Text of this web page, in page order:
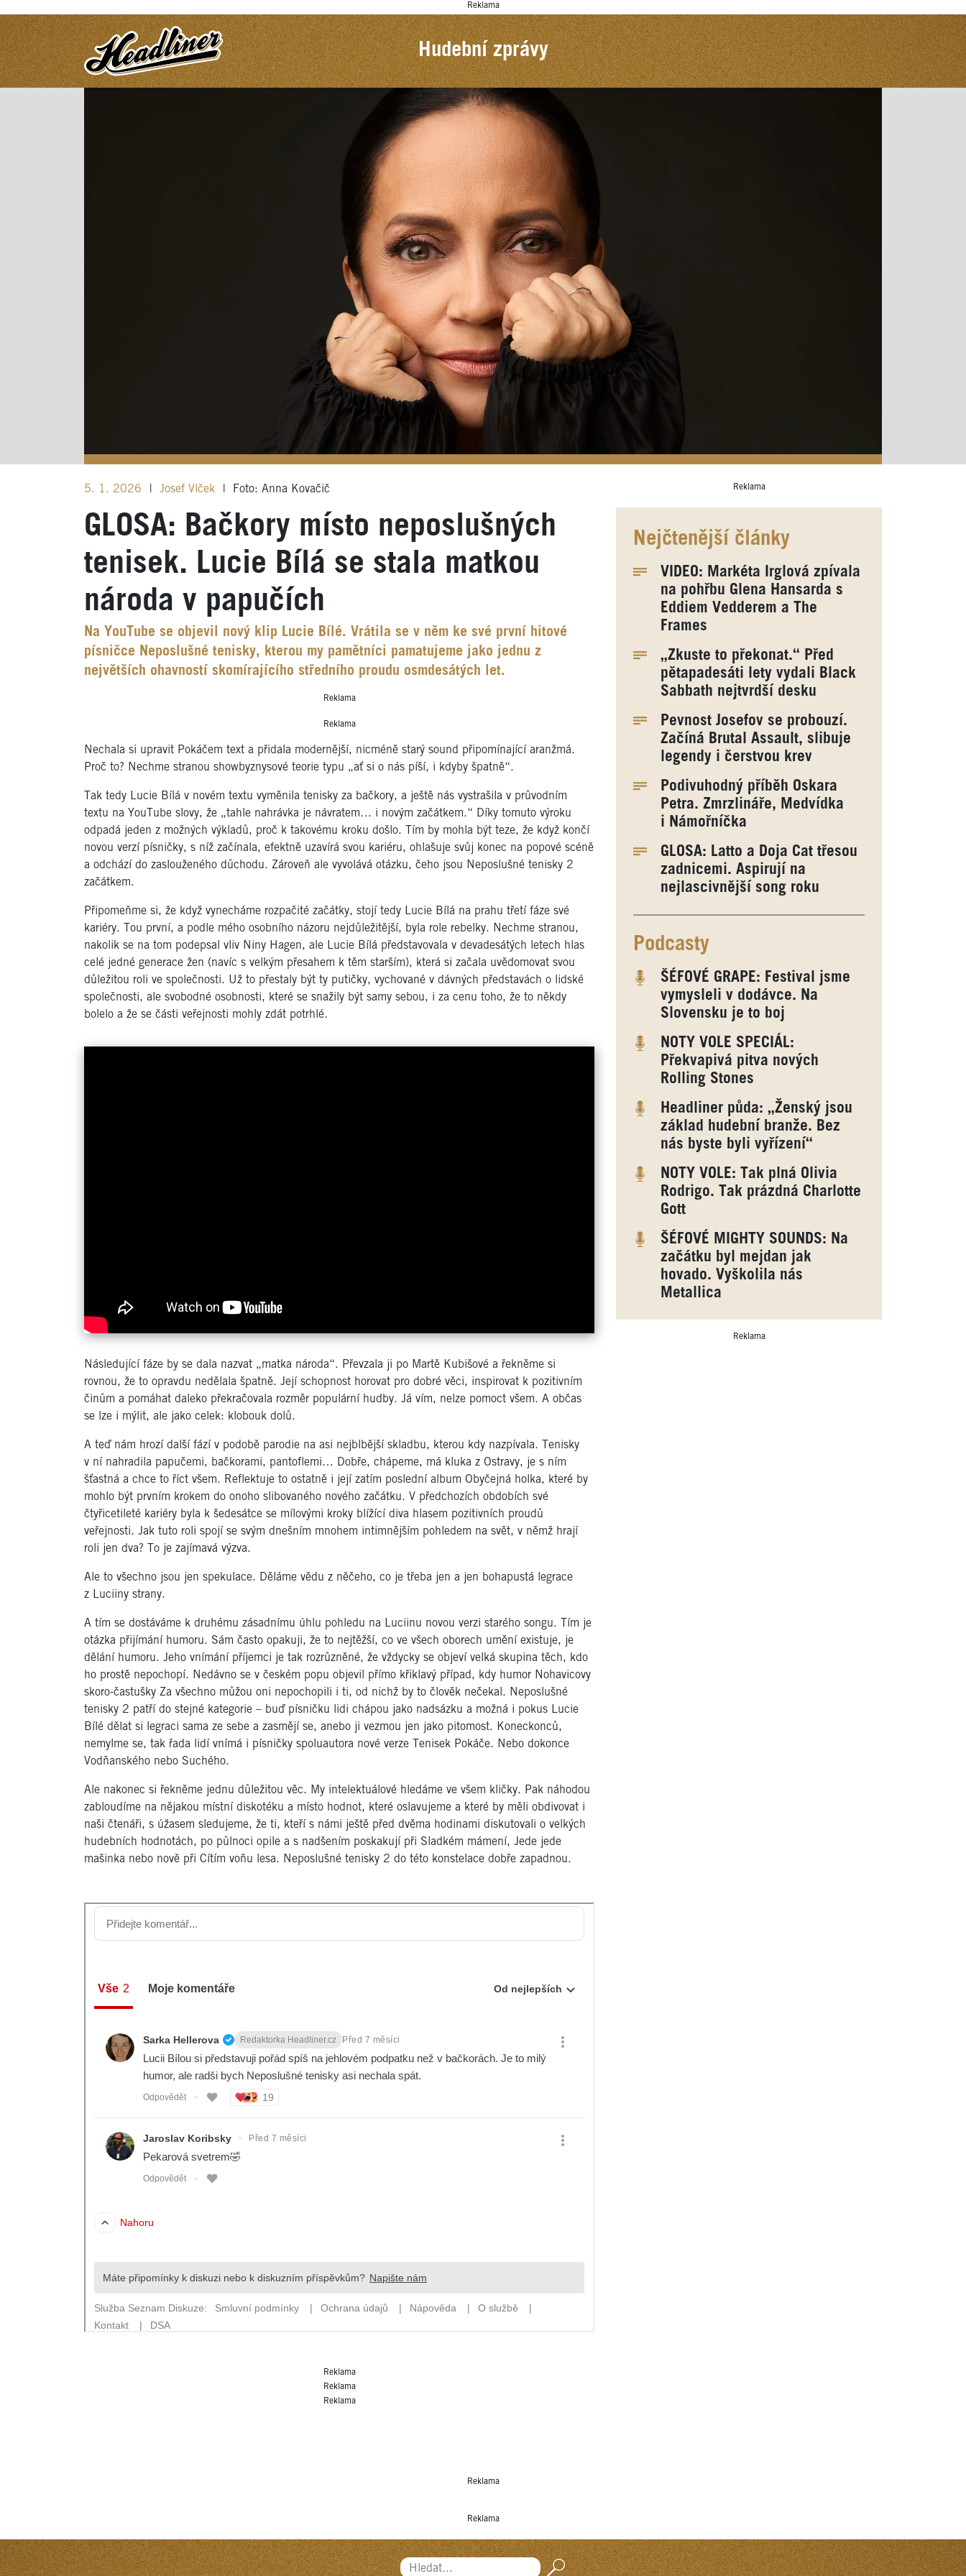
Reklama
Hudební zprávy
5. 1. 2026 Josef Vlček Foto: Anna Kovačič
GLOSA: Bačkory místo neposlušných
tenisek. Lucie Bílá se stala matkou
národa v papučích
Na YouTube se objevil nový klip Lucie Bílé. Vrátila se v něm ke své první hitové
písničce Neposlušné tenisky, kterou my pamětníci pamatujeme jako jednu z
největších ohavností skomírajícího středního proudu osmdesátých let.
Reklama
Reklama
Nechala si upravit Pokáčem text a přidala modernější, nicméně starý sound připomínající aranžmá.
Proč to? Nechme stranou showbyznysové teorie typu „ať si o nás píší, i kdyby špatně“.
Tak tedy Lucie Bílá v novém textu vyměnila tenisky za bačkory, a ještě nás vystrašila v průvodním
textu na YouTube slovy, že „tahle nahrávka je návratem… i novým začátkem.“ Díky tomuto výroku
odpadá jeden z možných výkladů, proč k takovému kroku došlo. Tím by mohla být teze, že když končí
novou verzí písničky, s níž začínala, efektně uzavírá svou kariéru, ohlašuje svůj konec na popové scéně
a odchází do zaslouženého důchodu. Zároveň ale vyvolává otázku, čeho jsou Neposlušné tenisky 2
začátkem.
Připomeňme si, že když vynecháme rozpačité začátky, stojí tedy Lucie Bílá na prahu třetí fáze své
kariéry. Tou první, a podle mého osobního názoru nejdůležitější, byla role rebelky. Nechme stranou,
nakolik se na tom podepsal vliv Niny Hagen, ale Lucie Bílá představovala v devadesátých letech hlas
celé jedné generace žen (navíc s velkým přesahem k těm starším), která si začala uvědomovat svou
důležitou roli ve společnosti. Už to přestaly být ty putičky, vychované v dávných představách o lidské
společnosti, ale svobodné osobnosti, které se snažily být samy sebou, i za cenu toho, že to někdy
bolelo a že se části veřejnosti mohly zdát potrhlé.
Následující fáze by se dala nazvat „matka národa“. Převzala ji po Martě Kubišové a řekněme si
rovnou, že to opravdu nedělala špatně. Její schopnost horovat pro dobré věci, inspirovat k pozitivním
činům a pomáhat daleko překračovala rozměr populární hudby. Já vím, nelze pomoct všem. A občas
se lze i mýlit, ale jako celek: klobouk dolů.
A teď nám hrozí další fází v podobě parodie na asi nejblbější skladbu, kterou kdy nazpívala. Tenisky
v ní nahradila papučemi, bačkorami, pantoflemi… Dobře, chápeme, má kluka z Ostravy, je s ním
šťastná a chce to říct všem. Reflektuje to ostatně i její zatím poslední album Obyčejná holka, které by
mohlo být prvním krokem do onoho slibovaného nového začátku. V předchozích obdobích své
čtyřicetileté kariéry byla k šedesátce se mílovými kroky blížící diva hlasem pozitivních proudů
veřejnosti. Jak tuto roli spojí se svým dnešním mnohem intimnějším pohledem na svět, v němž hrají
roli jen dva? To je zajímavá výzva.
Ale to všechno jsou jen spekulace. Děláme vědu z něčeho, co je třeba jen a jen bohapustá legrace
z Luciiny strany.
A tím se dostáváme k druhému zásadnímu úhlu pohledu na Luciinu novou verzi starého songu. Tím je
otázka přijímání humoru. Sám často opakuji, že to nejtěžší, co ve všech oborech umění existuje, je
dělání humoru. Jeho vnímání příjemci je tak rozrůzněné, že vždycky se objeví velká skupina těch, kdo
ho prostě nepochopí. Nedávno se v českém popu objevil přímo křiklavý případ, kdy humor Nohavicovy
skoro-častušky Za všechno můžou oni nepochopili i ti, od nichž by to člověk nečekal. Neposlušné
tenisky 2 patří do stejné kategorie – buď písničku lidi chápou jako nadsázku a možná i pokus Lucie
Bílé dělat si legraci sama ze sebe a zasmějí se, anebo ji vezmou jen jako pitomost. Koneckonců,
nemylme se, tak řada lidí vnímá i písničky spoluautora nové verze Tenisek Pokáče. Nebo dokonce
Vodňanského nebo Suchého.
Ale nakonec si řekněme jednu důležitou věc. My intelektuálové hledáme ve všem kličky. Pak náhodou
zabloudíme na nějakou místní diskotéku a místo hodnot, které oslavujeme a které by měli obdivovat i
naši čtenáři, s úžasem sledujeme, že ti, kteří s námi ještě před dvěma hodinami diskutovali o velkých
hudebních hodnotách, po půlnoci opile a s nadšením poskakují při Sladkém mámení, Jede jede
mašinka nebo nově při Cítím voňu lesa. Neposlušné tenisky 2 do této konstelace dobře zapadnou.
Reklama
Reklama
Reklama
Reklama
Nejčtenější články
VIDEO: Markéta Irglová zpívala
na pohřbu Glena Hansarda s
Eddiem Vedderem a The
Frames
„Zkuste to překonat.“ Před
pětapadesáti lety vydali Black
Sabbath nejtvrdší desku
Pevnost Josefov se probouzí.
Začíná Brutal Assault, slibuje
legendy i čerstvou krev
Podivuhodný příběh Oskara
Petra. Zmrzlináře, Medvídka
i Námořníčka
GLOSA: Latto a Doja Cat třesou
zadnicemi. Aspirují na
nejlascivnější song roku
Podcasty
ŠÉFOVÉ GRAPE: Festival jsme
vymysleli v dodávce. Na
Slovensku je to boj
NOTY VOLE SPECIÁL:
Překvapivá pitva nových
Rolling Stones
Headliner půda: „Ženský jsou
základ hudební branže. Bez
nás byste byli vyřízení“
NOTY VOLE: Tak plná Olivia
Rodrigo. Tak prázdná Charlotte
Gott
ŠÉFOVÉ MIGHTY SOUNDS: Na
začátku byl mejdan jak
hovado. Vyškolila nás
Metallica
Reklama
Reklama
Reklama